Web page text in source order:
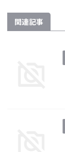
関連記事